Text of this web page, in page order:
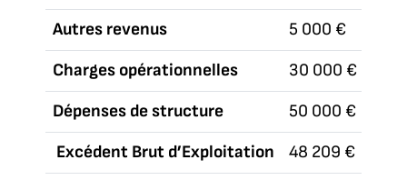
Autres revenus
5 000 €
Charges opérationnelles
30 000 €
Dépenses de structure
50 000 €
Excédent Brut d’Exploitation
48 209 €